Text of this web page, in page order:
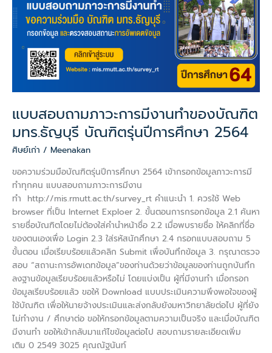
แบบสอบถามภาวะการมีงานทำของบัณฑิต
มทร.ธัญบุรี บัณฑิตรุ่นปีการศึกษา 2564
ศิษย์เก่า / Meenakan
ขอความร่วมมือบัณฑิตรุ่นปีการศึกษา 2564 เข้ากรอกข้อมูลภาวะการมี
ทำทุกคน แบบสอบถามภาวะการมีงาน
ทำ http://mis.rmutt.ac.th/survey_rt คำแนะนำ 1. ควรใช้ Web
browser ที่เป็น Internet Exploer 2. ขั้นตอนการกรอกข้อมูล 2.1 ค้นหา
รายชื่อบัณฑิตโดยไม่ต้องใส่คำนำหน้าชื่อ 2.2 เมื่อพบรายชื่อ ให้คลิกที่ชื่อ
ของตนเองเพื่อ Login 2.3 ใส่รหัสนักศึกษา 2.4 กรอกแบบสอบถาม 5
ขั้นตอน เมื่อเรียบร้อยแล้วคลิก Submit เพื่อบันทึกข้อมูล 3. กรุณาตรวจ
สอบ “สถานะการอัพเดทข้อมูล”ของท่านด้วยว่าข้อมูลของท่านถูกบันทึก
ลงฐานข้อมูลเรียบร้อยแล้วหรือไม่ โดยแบ่งเป็น ผู้ที่มีงานทำ เมื่อกรอก
ข้อมูลเรียบร้อยแล้ว ขอให้ Download แบบประเมินความพึงพอใจของผู้
ใช้บัณฑิต เพื่อให้นายจ้างประเมินและส่งกลับยังมหาวิทยาลัยต่อไป ผู้ที่ยัง
ไม่ทำงาน / ศึกษาต่อ ขอให้กรอกข้อมูลตามความเป็นจริง และเมื่อบัณฑิต
มีงานทำ ขอให้เข้ากลับมาแก้ไขข้อมูลต่อไป สอบถามรายละเอียดเพิ่ม
เติม 0 2549 3025 คุณณัฐนันท์
งาน
ทำ
บัณฑิต
มทร.ธัญบุรี
บัณฑิต
รุ่น
การ
ศึกษา
2564